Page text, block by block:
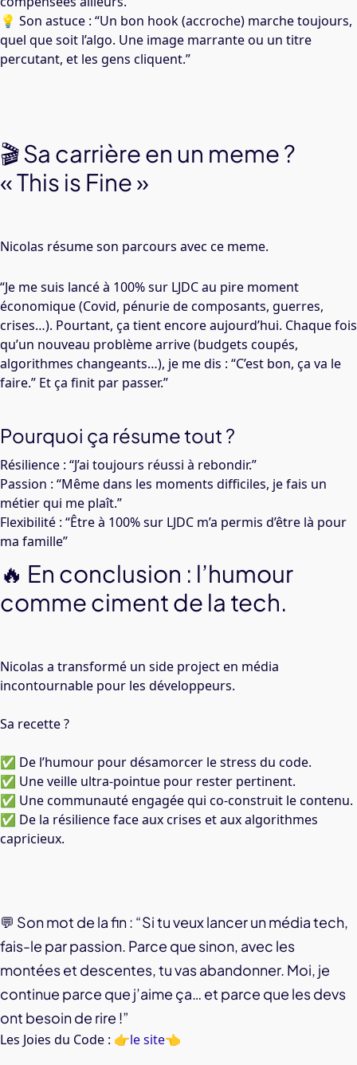
💡 Son astuce : “Un bon hook (accroche) marche toujours,
quel que soit l’algo. Une image marrante ou un titre
percutant, et les gens cliquent.”
🎬 Sa carrière en un meme ?
« This is Fine »
Nicolas résume son parcours avec ce meme.
“Je me suis lancé à 100% sur LJDC au pire moment
économique (Covid, pénurie de composants, guerres,
crises…). Pourtant, ça tient encore aujourd’hui. Chaque fois
qu’un nouveau problème arrive (budgets coupés,
algorithmes changeants…), je me dis : “C’est bon, ça va le
faire.” Et ça finit par passer.”
Pourquoi ça résume tout ?
Résilience : “J’ai toujours réussi à rebondir.”
Passion : “Même dans les moments difficiles, je fais un
métier qui me plaît.”
Flexibilité : “Être à 100% sur LJDC m’a permis d’être là pour
ma famille”
🔥 En conclusion : l’humour
comme ciment de la tech.
Nicolas a transformé un side project en média
incontournable pour les développeurs.
Sa recette ?
✅ De l’humour pour désamorcer le stress du code.
✅ Une veille ultra-pointue pour rester pertinent.
✅ Une communauté engagée qui co-construit le contenu.
✅ De la résilience face aux crises et aux algorithmes
capricieux.
💬 Son mot de la fin : “Si tu veux lancer un média tech,
fais-le par passion. Parce que sinon, avec les
montées et descentes, tu vas abandonner. Moi, je
continue parce que j’aime ça… et parce que les devs
ont besoin de rire !”
Les Joies du Code : 👉le site👈